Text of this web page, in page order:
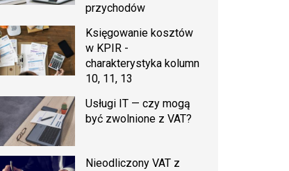
przychodów
Księgowanie kosztów
w KPIR -
charakterystyka kolumn
10, 11, 13
Usługi IT — czy mogą
być zwolnione z VAT?
Nieodliczony VAT z